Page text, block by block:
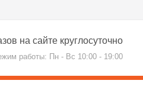
на сайте круглосуточно
работы: Пн - Вс 10:00 - 19:00